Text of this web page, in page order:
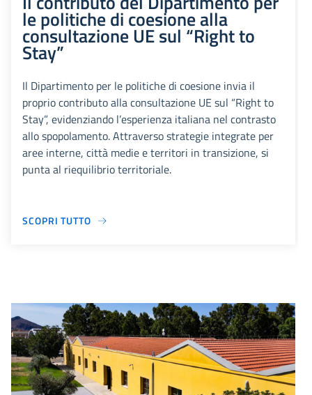
le politiche di coesione alla
consultazione UE sul “Right to
Stay”
Il Dipartimento per le politiche di coesione invia il
proprio contributo alla consultazione UE sul “Right to
Stay”, evidenziando l’esperienza italiana nel contrasto
allo spopolamento. Attraverso strategie integrate per
aree interne, città medie e territori in transizione, si
punta al riequilibrio territoriale.
SCOPRI TUTTO